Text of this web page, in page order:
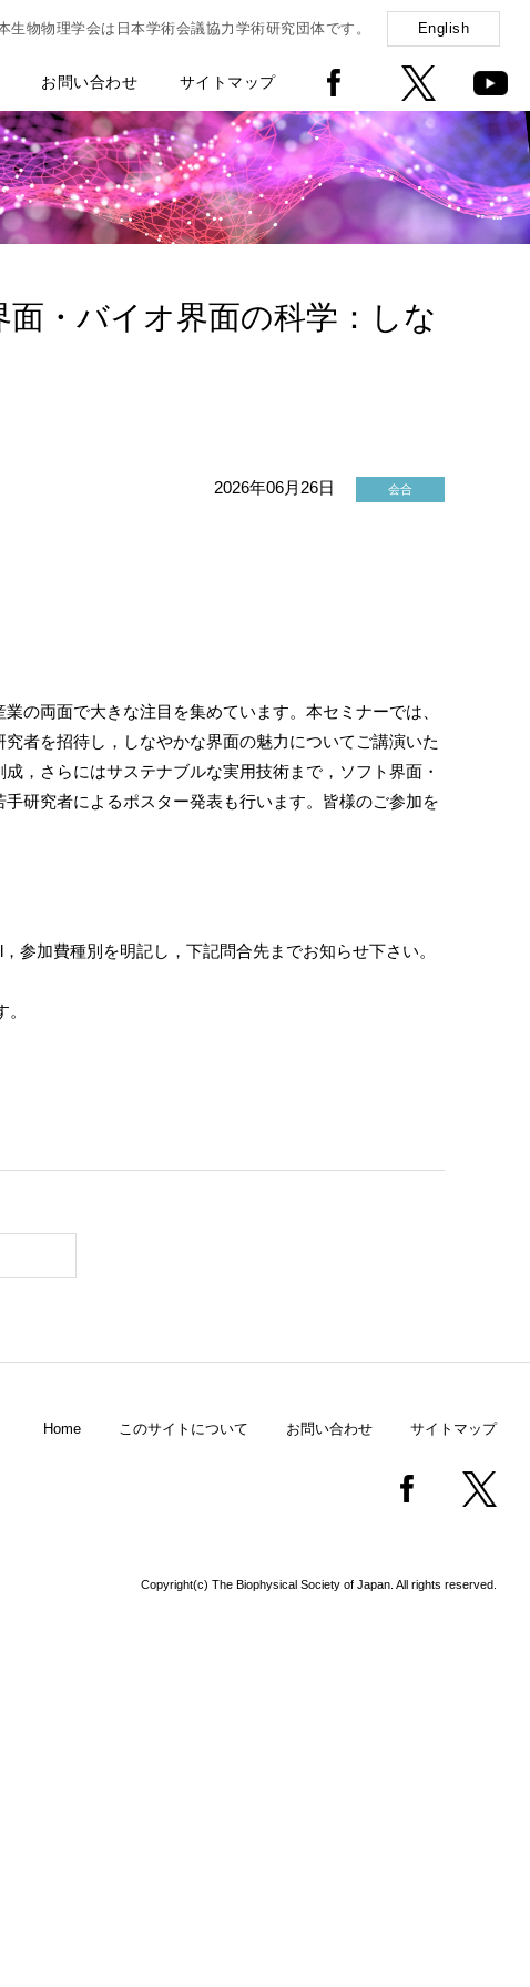
生物物理学会は日本学術会議協力学術研究団体です。 English
お問い合わせ サイトマップ
・バイオ界面の科学：しな
2026年06月26日 会合
の両面で大きな注目を集めています。本セミナーでは、
者を招待し，しなやかな界面の魅力についてご講演いた
，さらにはサステナブルな実用技術まで，ソフト界面・
研究者によるポスター発表も行います。皆様のご参加を
参加費種別を明記し，下記問合先までお知らせ下さい。
Home このサイトについて お問い合わせ サイトマップ
Copyright(c) The Biophysical Society of Japan. All rights reserved.